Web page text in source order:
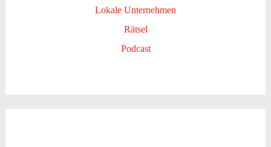
Lokale Unternehmen
Rätsel
Podcast